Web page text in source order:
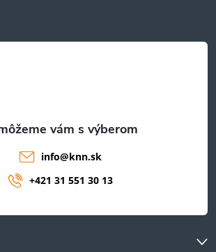
info@knn.sk
+421 31 551 30 13